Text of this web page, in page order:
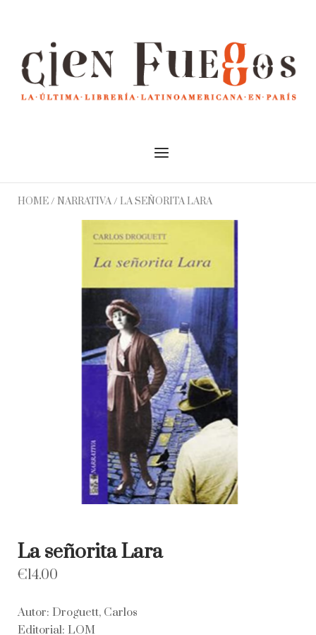
Menu
HOME/ NARRATIVA/ LA SEÑORITA LARA
La señorita Lara
€14.00
Autor: Droguett, Carlos
Editorial: LOM